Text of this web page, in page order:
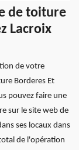
de toiture
Lacroix
de votre
Borderes Et
pouvez faire une
sur le site web de
ses locaux dans
de l'opération